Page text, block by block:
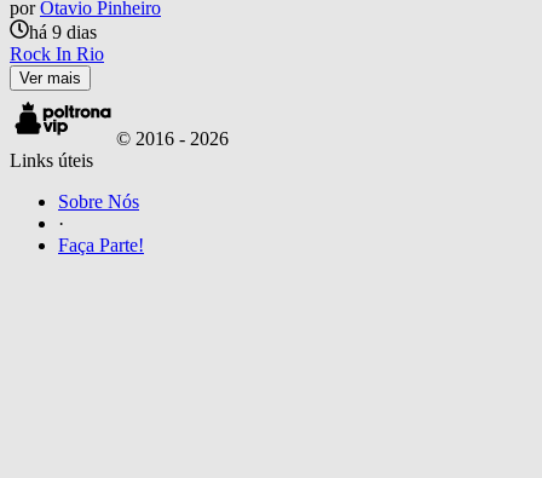
por Otavio Pinheiro
há 9 dias
Rock In Rio
Ver mais
© 2016 - 2026
Links úteis
Sobre Nós
·
Faça Parte!